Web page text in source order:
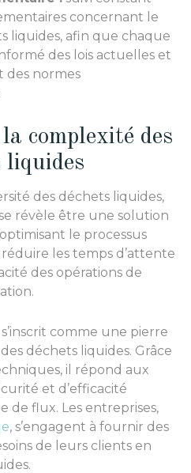
concernant le
liquides, afin que chaque
des lois actuelles et
des normes
complexité des
liquides
des déchets liquides,
révèle être une solution
le processus
les temps d’attente
des opérations de
comme une pierre
déchets liquides. Grâce
il répond aux
et d’efficacité
de flux. Les entreprises,
, s’engagent à fournir des
de leurs clients en